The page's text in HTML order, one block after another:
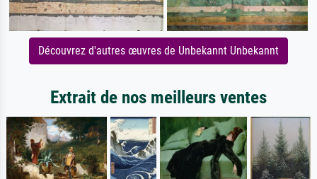
Découvrez d'autres œuvres de Unbekannt Unbekannt
Extrait de nos meilleurs ventes